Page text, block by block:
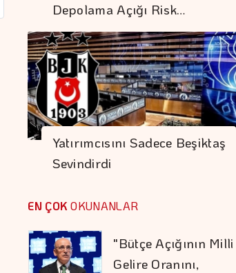
Depolama Açığı Risk…
Yatırımcısını Sadece Beşiktaş
Sevindirdi
EN ÇOK OKUNANLAR
Ercan Arda'dan Yeni
Tekli...
Doğru Boya Seçimi
Konutun Değerini
Koruyor
Milyar Dolar Oldu
"Bütçe Açığının Milli
Gelire Oranını,